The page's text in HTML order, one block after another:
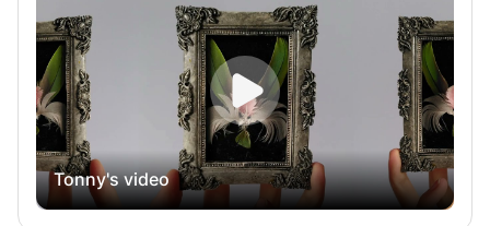
famous nude portrait of their choice, (like Venus of Urbino
- 1585 by Titian). Hosted by Artists and art historians
Tonny and Janne Igbuwe. They will take you on a sensory
journey through history, intimacy and artistry. You'll be
invited into the Artist's studio (decorated like the chosen
painting to the best of our ability) where you'll be received
with a drink and a small appetizer. During the workshop,
you will not only learn about painting techniques and
portraiture, but we'll also explain the history behind the
Tonny's video